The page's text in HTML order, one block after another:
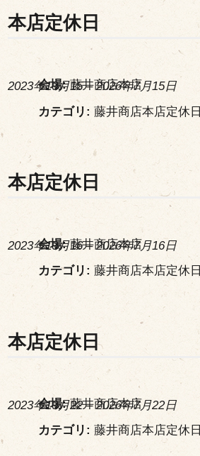
本店定休日
2023年10月15–2026年7月15日
会場: 藤井商店本店
カテゴリ: 藤井商店本店定休日
本店定休日
2023年10月16–2026年7月16日
会場: 藤井商店本店
カテゴリ: 藤井商店本店定休日
本店定休日
2023年10月22–2026年7月22日
会場: 藤井商店本店
カテゴリ: 藤井商店本店定休日